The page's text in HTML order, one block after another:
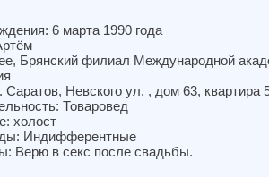
6 марта 1990 года
Брянский филиал Международной
Саратов, Невского ул. , дом 63, квартира
Товаровед
холост
Индифферентные
Верю в секс после свадьбы.